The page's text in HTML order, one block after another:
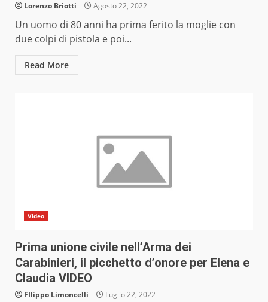
Lorenzo Briotti Agosto 22, 2022
Un uomo di 80 anni ha prima ferito la moglie con
due colpi di pistola e poi...
Read More
Video
Prima unione civile nell’Arma dei
Carabinieri, il picchetto d’onore per Elena e
Claudia VIDEO
FIlippo Limoncelli Luglio 22, 2022